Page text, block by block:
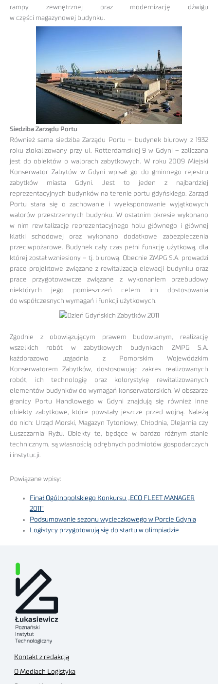
rampy zewnętrznej oraz modernizację dźwigu
w części magazynowej budynku.
Siedziba Zarządu Portu
Również sama siedziba Zarządu Portu – budynek biurowy z 1932
roku zlokalizowany przy ul. Rotterdamskiej 9 w Gdyni – zaliczana
jest do obiektów o walorach zabytkowych. W roku 2009 Miejski
Konserwator Zabytów w Gdyni wpisał go do gminnego rejestru
zabytków miasta Gdyni. Jest to jeden z najbardziej
reprezentacyjnych budynków na terenie portu gdyńskiego. Zarząd
Portu stara się o zachowanie i wyeksponowanie wyjątkowych
walorów przestrzennych budynku. W ostatnim okresie wykonano
w nim rewitalizację reprezentacyjnego holu głównego i głównej
klatki schodowej oraz wykonano dodatkowe zabezpieczenia
przeciwpożarowe. Budynek cały czas pełni funkcję użytkową, dla
której został wzniesiony – tj. biurową. Obecnie ZMPG S.A. prowadzi
prace projektowe związane z rewitalizacją elewacji budynku oraz
prace przygotowawcze związane z wykonaniem przebudowy
niektórych jego pomieszczeń celem ich dostosowania
do współczesnych wymagań i funkcji użytkowych.
Zgodnie z obowiązującym prawem budowlanym, realizację
wszelkich robót w zabytkowych budynkach ZMPG S.A.
każdorazowo uzgadnia z Pomorskim Wojewódzkim
Konserwatorem Zabytków, dostosowując zakres realizowanych
robót, ich technologię oraz kolorystykę rewitalizowanych
elementów budynków do wymagań konserwatorskich. W obszarze
granicy Portu Handlowego w Gdyni znajdują się również inne
obiekty zabytkowe, które powstały jeszcze przed wojną. Należą
do nich: Urząd Morski, Magazyn Tytoniowy, Chłodnia, Olejarnia czy
Łuszczarnia Ryżu. Obiekty te, będące w bardzo różnym stanie
technicznym, są własnością odrębnych podmiotów gospodarczych
i instytucji.
Powiązane wpisy:
Finał Ogólnopolskiego Konkursu „ECO FLEET MANAGER
2011”
Podsumowanie sezonu wycieczkowego w Porcie Gdynia
Logistycy przygotowują się do startu w olimpiadzie
Kontakt z redakcją
O Mediach Logistyka